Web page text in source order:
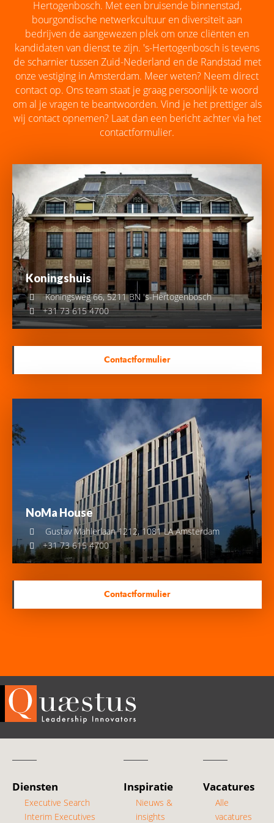
Hertogenbosch. Met een bruisende binnenstad,
bourgondische netwerkcultuur en diversiteit aan
bedrijven de aangewezen plek om onze cliënten en
kandidaten van dienst te zijn. 's-Hertogenbosch is tevens
de scharnier tussen Zuid-Nederland en de Randstad met
onze vestiging in Amsterdam. Meer weten? Neem direct
contact op. Ons team staat je graag persoonlijk te woord
om al je vragen te beantwoorden. Vind je het prettiger als
wij contact opnemen? Laat dan een bericht achter via het
contactformulier.
Koningshuis
Koningsweg 66, 5211 BN 's-Hertogenbosch
+31 73 615 4700
Contactformulier
NoMa House
Gustav Mahlerlaan 1212, 1081 LA Amsterdam
+31 73 615 4700
Contactformulier
Diensten
Executive Search
Interim Executives
Inspiratie
Nieuws &
insights
Vacatures
Alle
vacatures